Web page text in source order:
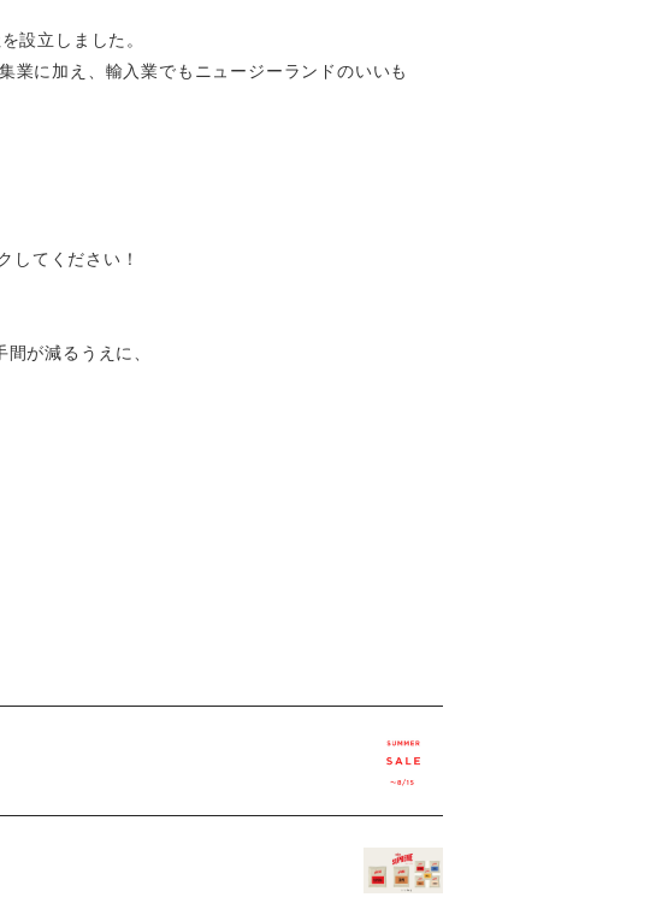
設立しました。
業に加え、輸入業でもニュージーランドのいいも
してください！
が減るうえに、